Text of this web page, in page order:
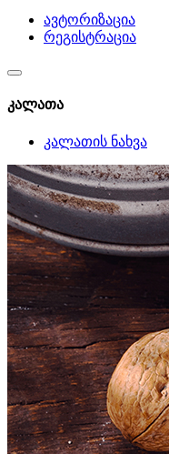
ავტორიზაცია
რეგისტრაცია
კალათა
კალათის ნახვა